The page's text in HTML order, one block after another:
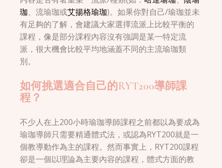
珈、流瑜珈或艾揚格瑜珈)。如果你對自己/瑜珈並未
有足夠的了解，會建議大家選擇流派上比較平衡的
課程，像是部分課程內容沒有強調是某一特定流
派，很大機會比較平均地涵蓋不同的主流瑜珈類
別。
如何挑選適合自己的RYT200導師課
程？
不少人在上200小時瑜珈導師課程之前都以為要成為
瑜珈導師只需要精通體式法，或認為RYT200就是一
個教導動作為主的課程。然而事實上，RYT200課程
卻是一個以理論為主要內容的課程，體式方面的教